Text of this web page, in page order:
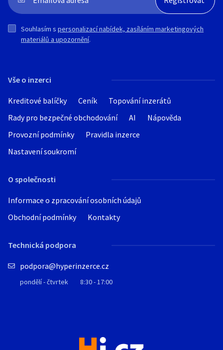
Vše o inzerci
Kreditové balíčky Ceník
Topování inzerátů
Rady pro bezpečné obchodování
AI
Nápověda
Provozní podmínky
Pravidla inzerce
Nastavení soukromí
O společnosti
Informace o zpracování osobních údajů
Obchodní podmínky
Kontakty
Technická podpora
podpora@hyperinzerce.cz
pondělí - čtvrtek 8:30 - 17:00
Souhlasím s personalizací nabídek, zasíláním marketingových
materiálů a upozornění.